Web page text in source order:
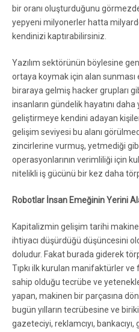
bir oranı oluşturduğunu
yepyeni milyonerler hatta
kendinizi kaptırabilirsiniz.
Yazılım sektörünün böylesine
ortaya koymak için alan
biraraya gelmiş hacker grupları
insanların gündelik hayatını
geliştirmeye kendini adayan
gelişim seviyesi bu alanı
zincirlerine vurmuş, yetmediği
operasyonlarının verimliliği için
nitelikli iş gücünü bir kez daha
Robotlar İnsan Emeğinin Yerini
Kapitalizmin gelişim tarihi
ihtiyacı düşürdüğü düşüncesini
doludur. Fakat burada giderek
Tıpkı ilk kurulan manifaktürler ve
sahip olduğu tecrübe ve
yapan, makinen bir parçasına
bugün yılların tecrübesine ve
gazeteciyi, reklamcıyı,